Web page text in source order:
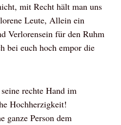
mit Recht hält man uns
Leute, Allein ein
Verlorensein für den Ruhm
bei euch hoch empor die
rechte Hand im
Hochherzigkeit!
ganze Person dem